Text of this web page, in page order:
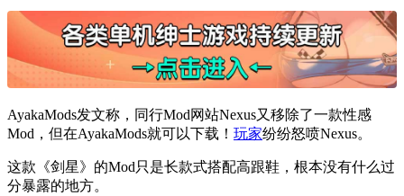
AyakaMods发文称，同行Mod网站Nexus又移除了一款性感
Mod，但在AyakaMods就可以下载！ 玩家纷纷怒喷Nexus。
这款《剑星》的Mod只是长款式搭配高跟鞋，根本没有什么过
分暴露的地方。